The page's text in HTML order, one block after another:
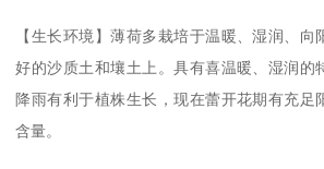
【生长环境】薄荷多栽培于温暖、湿润、向
好的沙质土和壤土上。具有喜温暖、湿润的
降雨有利于植株生长，现在蕾开花期有充足
含量。